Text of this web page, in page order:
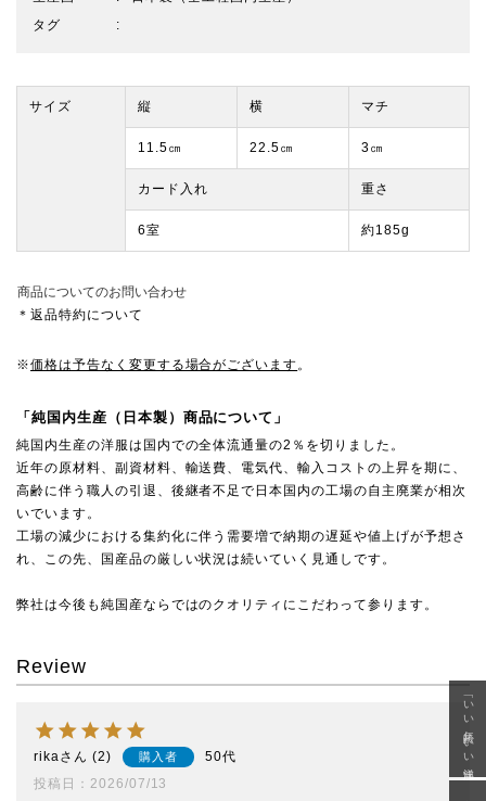
タグ
サイズ 縦 横 マチ
11.5㎝ 22.5㎝ 3㎝
カード入れ 重さ
6室 約185g
商品についてのお問い合わせ
＊返品特約について
※価格は予告なく変更する場合がございます 。
「純国内生産（日本製）商品について」
純国内生産の洋服は国内での全体流通量の2％を切りました。
近年の原材料、副資材料、輸送費、電気代、輸入コストの上昇を期に、
高齢に伴う職人の引退、後継者不足で日本国内の工場の自主廃業が相次
いでいます。
工場の減少における集約化に伴う需要増で納期の遅延や値上げが予想さ
れ、この先、国産品の厳しい状況は続いていく見通しです。
弊社は今後も純国産ならではのクオリティにこだわって参ります。
Review
rika 2 購入者
50代
投稿日
2026/07/13
「いい年齢 いい洋服」